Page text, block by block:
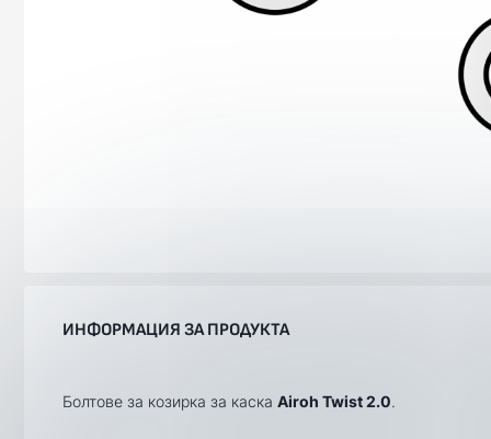
ИНФОРМАЦИЯ ЗА ПРОДУКТА
Болтове за козирка за каска Airoh Twist 2.0.